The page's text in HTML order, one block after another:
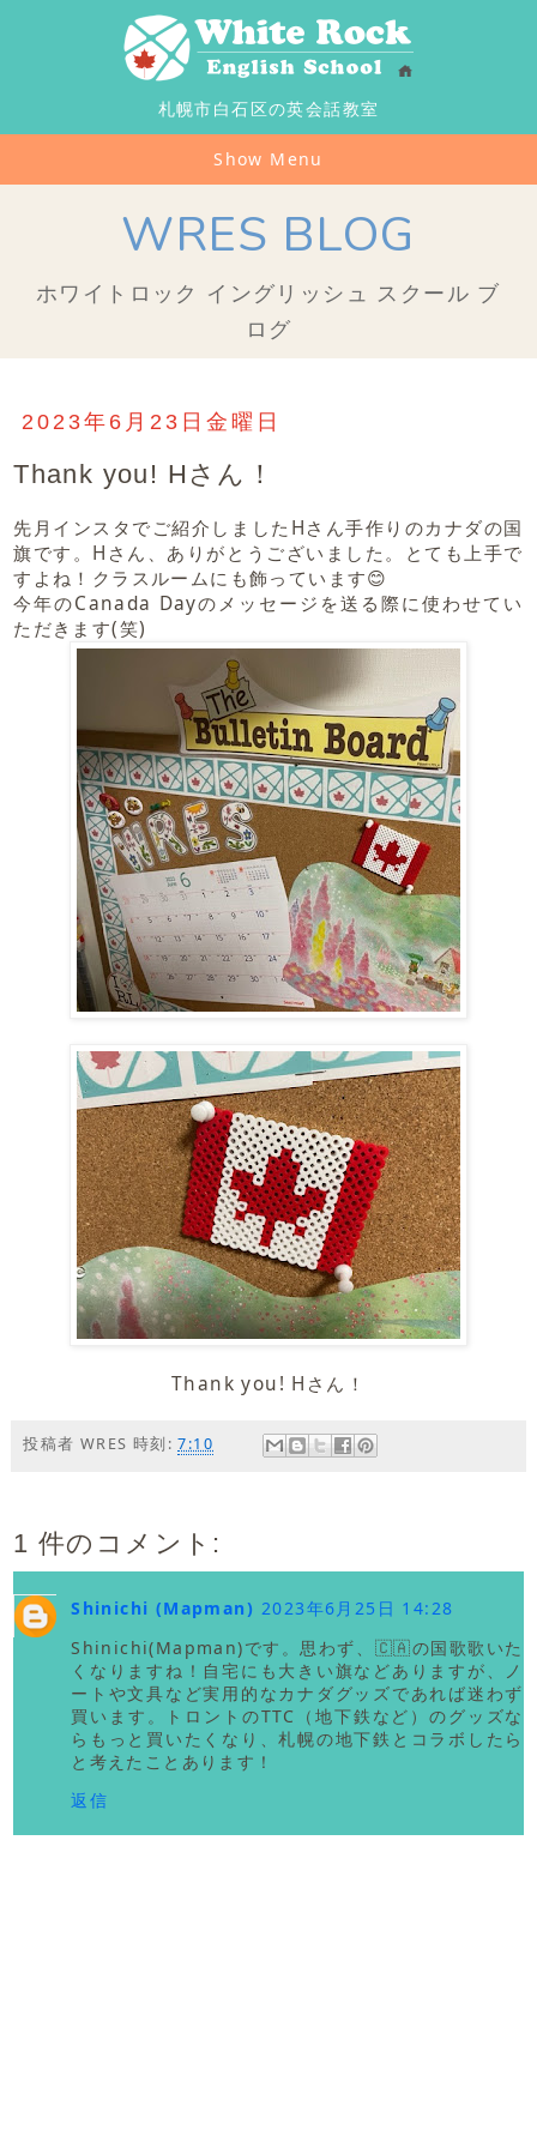
札幌市白石区の英会話教室
Show Menu
WRES BLOG
ホワイトロック イングリッシュ スクール ブ
ログ
2023年6月23日金曜日
Thank you! Hさん！
先月インスタでご紹介しましたHさん手作りのカナダの国
旗です。Hさん、ありがとうございました。とても上手で
すよね！クラスルームにも飾っています😊
今年のCanada Dayのメッセージを送る際に使わせてい
ただきます(笑)
Thank you! Hさん！
投稿者 WRES 時刻:7:10
1 件のコメント:
Shinichi (Mapman) 2023年6月25日 14:28
Shinichi(Mapman)です。思わず、🇨🇦の国歌歌いた
くなりますね！自宅にも大きい旗などありますが、ノ
ートや文具など実用的なカナダグッズであれば迷わず
買います。トロントのTTC（地下鉄など）のグッズな
らもっと買いたくなり、札幌の地下鉄とコラボしたら
と考えたことあります！
返信